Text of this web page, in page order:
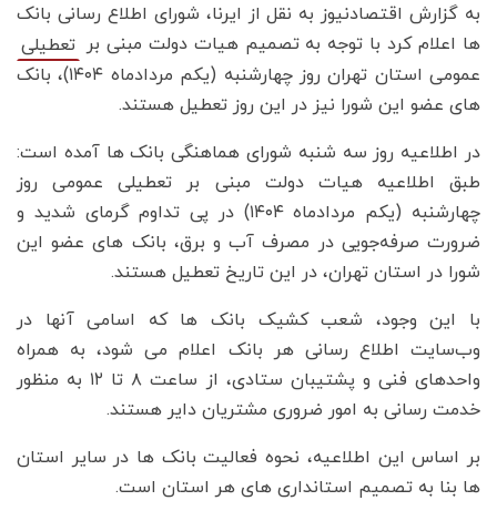
به گزارش اقتصادنیوز به نقل از ایرنا، شورای اطلاع رسانی بانک
ها اعلام کرد با توجه به تصمیم هیات دولت مبنی بر تعطیلی
عمومی استان تهران روز چهارشنبه (یکم مردادماه ۱۴۰۴)، بانک
های عضو این شورا نیز در این روز تعطیل هستند.
در اطلاعیه روز سه شنبه شورای هماهنگی بانک ها آمده است:
طبق اطلاعیه هیات دولت مبنی بر تعطیلی عمومی روز
چهارشنبه (یکم مردادماه ۱۴۰۴) در پی تداوم گرمای شدید و
ضرورت صرفه‌جویی در مصرف آب و برق، بانک های عضو این
شورا در استان تهران، در این تاریخ تعطیل هستند.
با این وجود، شعب کشیک بانک ها که اسامی آنها در
وب‌سایت اطلاع رسانی هر بانک اعلام می شود، به همراه
واحدهای فنی و پشتیبان ستادی، از ساعت ٨ تا ۱۲ به منظور
خدمت رسانی به امور ضروری مشتریان دایر هستند.
بر اساس این اطلاعیه، نحوه فعالیت بانک ها در سایر استان
ها بنا به تصمیم استانداری های هر استان است.